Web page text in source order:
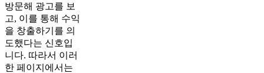
방문해 광고를 보
고, 이를 통해 수익
을 창출하기를 의
도했다는 신호입
니다. 따라서 이러
한 페이지에서는